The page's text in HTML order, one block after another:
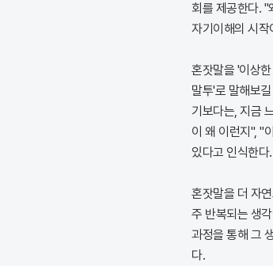
회를 제공한다. "
자기이해의 시작
혼잣말을 '이상
말투'로 말해보
기보다는, 지금
이 왜 이런지", "
있다고 인식한다.
혼잣말을 더 자
주 반복되는 생
과정을 통해 그
다.